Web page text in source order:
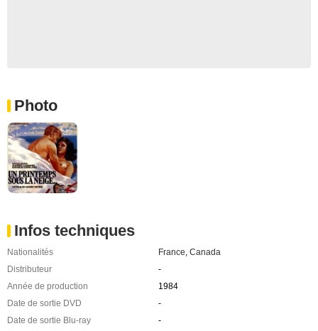
Photo
Infos techniques
Nationalités France Canada
Distributeur
-
Année de production
1984
Date de sortie DVD
-
Date de sortie Blu-ray
-